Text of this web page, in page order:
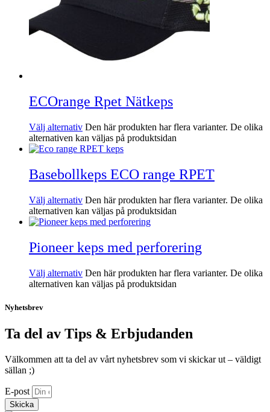
ECOrange Rpet Nätkeps
Välj alternativ Den här produkten har flera varianter. De olika
alternativen kan väljas på produktsidan
Basebollkeps ECO range RPET
Välj alternativ Den här produkten har flera varianter. De olika
alternativen kan väljas på produktsidan
Pioneer keps med perforering
Välj alternativ Den här produkten har flera varianter. De olika
alternativen kan väljas på produktsidan
Nyhetsbrev
Ta del av Tips & Erbjudanden
Välkommen att ta del av vårt nyhetsbrev som vi skickar ut – väldigt
sällan ;)
E-post
Skicka